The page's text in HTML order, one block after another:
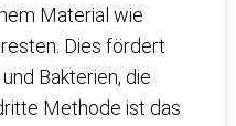
Material wie
Dies fördert
Bakterien, die
Methode ist das